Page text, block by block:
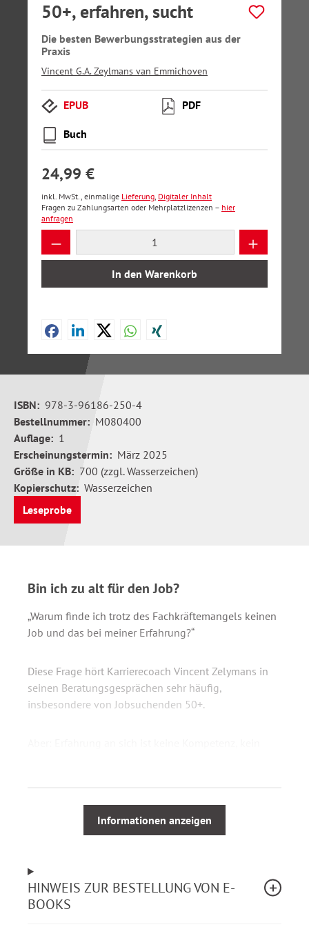
50+, erfahren, sucht
Die besten Bewerbungsstrategien aus der
Praxis
Vincent G.A. Zeylmans van Emmichoven
EPUB PDF
Buch
24,99 €
inkl. MwSt., einmalige Lieferung, Digitaler Inhalt
Fragen zu Zahlungsarten oder Mehrplatzlizenzen – hier
anfragen
Produkt Anzahl: Gib den gewünschten
In den Warenkorb
ISBN: 978-3-96186-250-4
Bestellnummer: M080400
Auflage: 1
Erscheinungstermin: März 2025
Größe in KB: 700 (zzgl. Wasserzeichen)
Kopierschutz: Wasserzeichen
Leseprobe
Bin ich zu alt für den Job?
„Warum finde ich trotz des Fachkräftemangels keinen
Job und das bei meiner Erfahrung?“
Diese Frage hört Karrierecoach Vincent Zelymans in
seinen Beratungsgesprächen sehr häufig,
insbesondere von Jobsuchenden 50+.
für den neuen Arbeitgeber ist.
Vorurteil: „Ich bin zu alt für den Job.“ Stattdessen hebt
er die zahlreichen Vorteile hervor, die Best Ager zu
bieten haben, und zeigt in seinem neuen Praxis-
Informationen anzeigen
HINWEIS ZUR BESTELLUNG VON E-
BOOKS